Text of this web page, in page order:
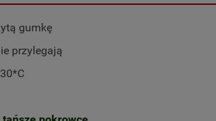
-
siedzisko krzesła - BEŻOWY
gumkę
przylegają